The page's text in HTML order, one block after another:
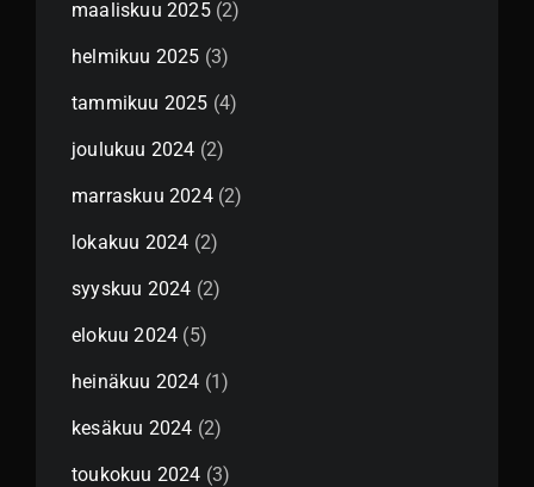
maaliskuu 2025(2)
helmikuu 2025 (3)
tammikuu 2025 (4)
joulukuu 2024 (2)
marraskuu 2024(2)
lokakuu 2024 (2)
syyskuu 2024 (2)
elokuu 2024 (5)
heinäkuu 2024 (1)
kesäkuu 2024 (2)
toukokuu 2024 (3)